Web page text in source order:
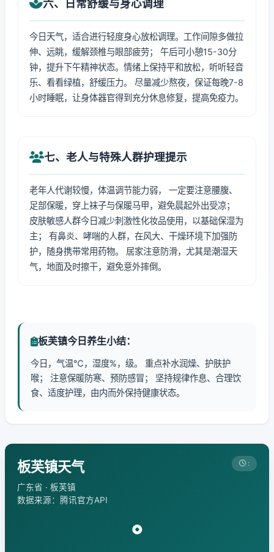
六、日常舒缓与身心调理
今日天气，适合进行轻度身心放松调理。工作间隙多做拉
伸、远眺，缓解颈椎与眼部疲劳； 午后可小憩15-30分
钟，提升下午精神状态。情绪上保持平和放松，听听轻音
乐、看看绿植，舒缓压力。 尽量减少熬夜，保证每晚7-8
小时睡眠，让身体器官得到充分休息修复，提高免疫力。
七、老人与特殊人群护理提示
老年人代谢较慢，体温调节能力弱， 一定要注意腰腹、
足部保暖，穿上袜子与保暖马甲，避免晨起外出受凉；
皮肤敏感人群今日减少刺激性化妆品使用，以基础保湿为
主； 有鼻炎、哮喘的人群，在风大、干燥环境下加强防
护，随身携带常用药物。 居家注意防滑，尤其是潮湿天
气，地面及时擦干，避免意外摔倒。
板芙镇今日养生小结：
今日，气温℃，湿度%，级。 重点补水润燥、护肤护
喉； 注意保暖防寒、预防感冒； 坚持规律作息、合理饮
食、适度护理，由内而外保持健康状态。
板芙镇天气
广东省 · 板芙镇
数据来源：腾讯官方API
:
°